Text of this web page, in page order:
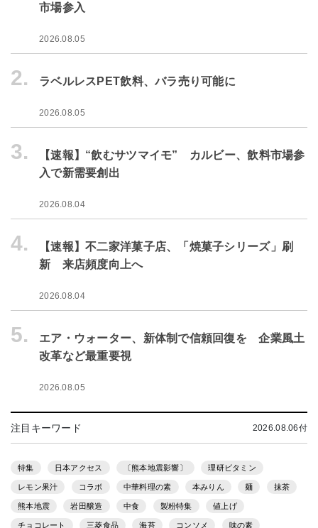
市場参入
2026.08.05
2. ラベルレスPET飲料、バラ売り可能に
2026.08.05
3.
【速報】“飲むサツマイモ” カルビー、飲料市場参
入で新需要創出
2026.08.04
4.
【速報】不二家洋菓子店、「焼菓子シリーズ」刷
新 来店頻度向上へ
2026.08.04
5.
エア・ウォーター、新体制で信頼回復を 企業風土
改革など最重要視
2026.08.05
注目キーワード 2026.08.06付
特集 日本アクセス 〔熊本地震影響〕 理研ビタミン
レモン果汁 コラボ 中華料理の素 本みりん 麺 抹茶
熊本地震 岩田醸造 中食 製粉特集 値上げ
チョコレート 三菱食品 海苔 コンソメ 味の素